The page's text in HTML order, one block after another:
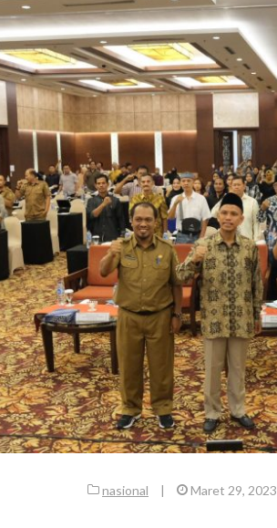
nasional | Maret 29, 2023